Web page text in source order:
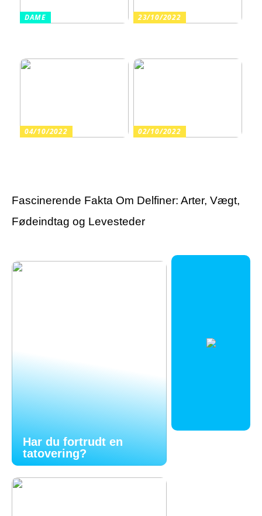
DAME 23/10/2022
04/10/2022 02/10/2022
Fascinerende Fakta Om Delfiner: Arter, Vægt,
Fødeindtag og Levesteder
Har du fortrudt en
tatovering?